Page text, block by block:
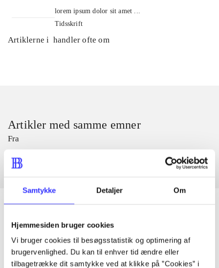
Samtykke Detaljer Om
Hjemmesiden bruger cookies
Vi bruger cookies til besøgsstatistik og optimering af
brugervenlighed. Du kan til enhver tid ændre eller
tilbagetrække dit samtykke ved at klikke på ”Cookies” i
lorem ipsum dolor sit amet ...
Tidsskrift
Artiklerne i handler ofte om
Artikler med samme emner
Fra
Artikler
Alle registrerede artikler fordelt på udgivelser